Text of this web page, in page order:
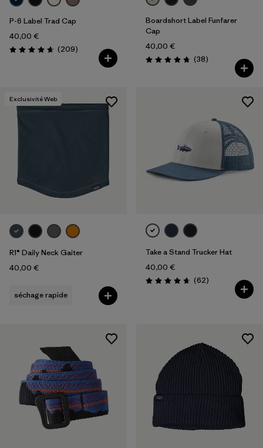
P-6 Label Trad Cap
40,00 €
Évaluation: 4.6 / 5
(209Avis
)
Boardshort Label Funfarer
Cap
40,00 €
Évaluation: 4.8 / 5
(38Avis
)
Exclusivité Web
R1® Daily Neck Gaiter
40,00 €
séchage rapide
Take a Stand Trucker Hat
40,00 €
Évaluation: 4.6 / 5
(62Avis
)